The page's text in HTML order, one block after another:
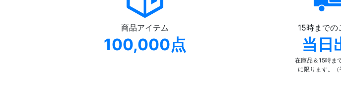
商品アイテム
100,000点
15時までの
当日
在庫品＆15時ま
に限ります。（